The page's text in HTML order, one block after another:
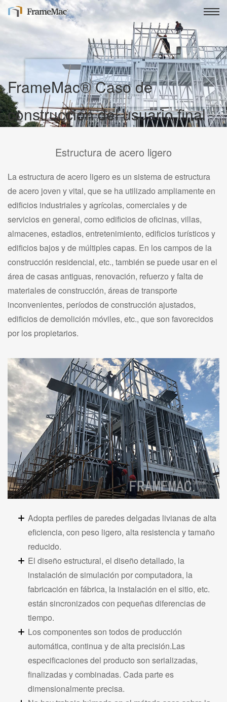
FrameMac® Caso de
construcción del usuario final
estructura de aceroEstructura de acero ligero
La estructura de acero ligero es un sistema de estructura
de acero joven y vital, que se ha utilizado ampliamente en
edificios industriales y agrícolas, comerciales y de
servicios en general, como edificios de oficinas, villas,
almacenes, estadios, entretenimiento, edificios turísticos y
edificios bajos y de múltiples capas. En los campos de la
construcción residencial, etc., también se puede usar en el
área de casas antiguas, renovación, refuerzo y falta de
materiales de construcción, áreas de transporte
inconvenientes, períodos de construcción ajustados,
edificios de demolición móviles, etc., que son favorecidos
por los propietarios.
Adopta perfiles de paredes delgadas livianas de alta
eficiencia, con peso ligero, alta resistencia y tamaño
reducido.
El diseño estructural, el diseño detallado, la
instalación de simulación por computadora, la
fabricación en fábrica, la instalación en el sitio, etc.
están sincronizados con pequeñas diferencias de
tiempo.
Los componentes son todos de producción
automática, continua y de alta precisión.Las
especificaciones del producto son serializadas,
finalizadas y combinadas. Cada parte es
dimensionalmente precisa.